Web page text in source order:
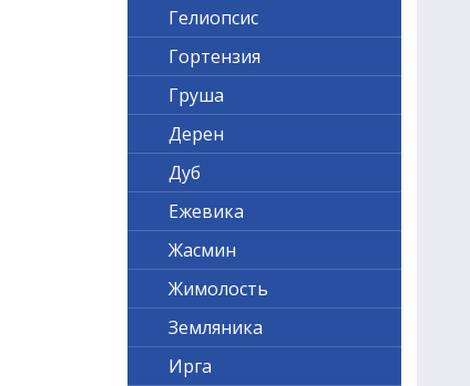
Гелиопсис
Гортензия
Груша
Дерен
Дуб
Ежевика
Жасмин
Жимолость
Земляника
Ирга